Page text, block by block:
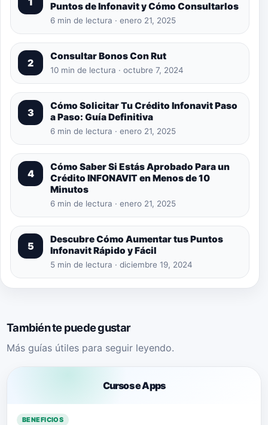
Puntos de Infonavit y Cómo Consultarlos
6 min de lectura · enero 21, 2025
2
Consultar Bonos Con Rut
10 min de lectura · octubre 7, 2024
3
Cómo Solicitar Tu Crédito Infonavit Paso
a Paso: Guía Definitiva
6 min de lectura · enero 21, 2025
4
Cómo Saber Si Estás Aprobado Para un
Crédito INFONAVIT en Menos de 10
Minutos
6 min de lectura · enero 21, 2025
5
Descubre Cómo Aumentar tus Puntos
Infonavit Rápido y Fácil
5 min de lectura · diciembre 19, 2024
También te puede gustar
Más guías útiles para seguir leyendo.
Cursos e Apps
BENEFICIOS